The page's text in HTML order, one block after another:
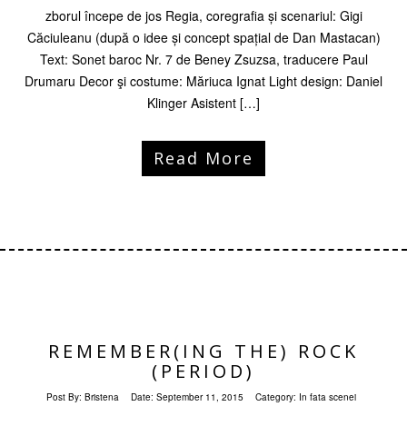
zborul începe de jos Regia, coregrafia și scenariul: Gigi
Căciuleanu (după o idee și concept spațial de Dan Mastacan)
Text: Sonet baroc Nr. 7 de Beney Zsuzsa, traducere Paul
Drumaru Decor şi costume: Măriuca Ignat Light design: Daniel
Klinger Asistent […]
Read More
REMEMBER(ING THE) ROCK
(PERIOD)
Post By: Bristena Date: September 11, 2015 Category: In fata scenei